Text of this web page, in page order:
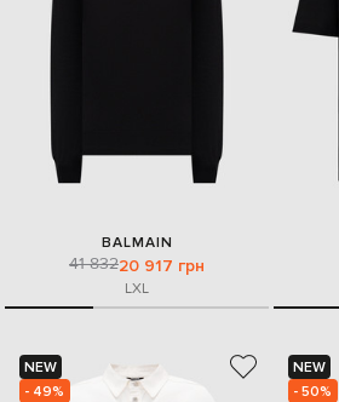
BALMAIN
41 83220 917 грн
LXL
NEW
- 49%
NEW
- 50%